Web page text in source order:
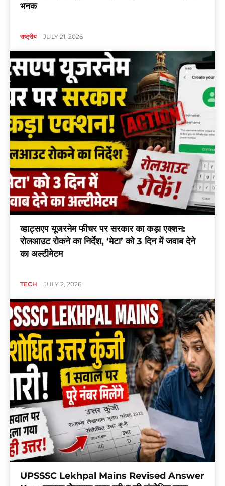
भनक
राष्ट्रीय JULY 21, 2026
व्हाट्सएप यूजरनेम फीचर पर सरकार का कड़ा एक्शन:
रोलआउट रोकने का निर्देश, ‘मेटा’ को 3 दिन में जवाब देने
का अल्टीमेटम
TECH JULY 2, 2026
UPSSSC Lekhpal Mains Revised Answer